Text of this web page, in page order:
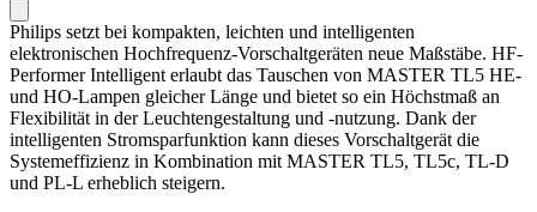
Philips setzt bei kompakten, leichten und intelligenten
elektronischen Hochfrequenz-Vorschaltgeräten neue Maßstäbe. HF-
Performer Intelligent erlaubt das Tauschen von MASTER TL5 HE-
und HO-Lampen gleicher Länge und bietet so ein Höchstmaß an
Flexibilität in der Leuchtengestaltung und -nutzung. Dank der
intelligenten Stromsparfunktion kann dieses Vorschaltgerät die
Systemeffizienz in Kombination mit MASTER TL5, TL5c, TL-D
und PL-L erheblich steigern.